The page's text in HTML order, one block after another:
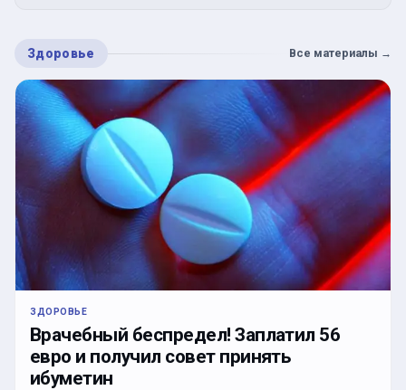
Здоровье Все материалы →
ЗДОРОВЬЕ
Врачебный беспредел! Заплатил 56
евро и получил совет принять
ибуметин